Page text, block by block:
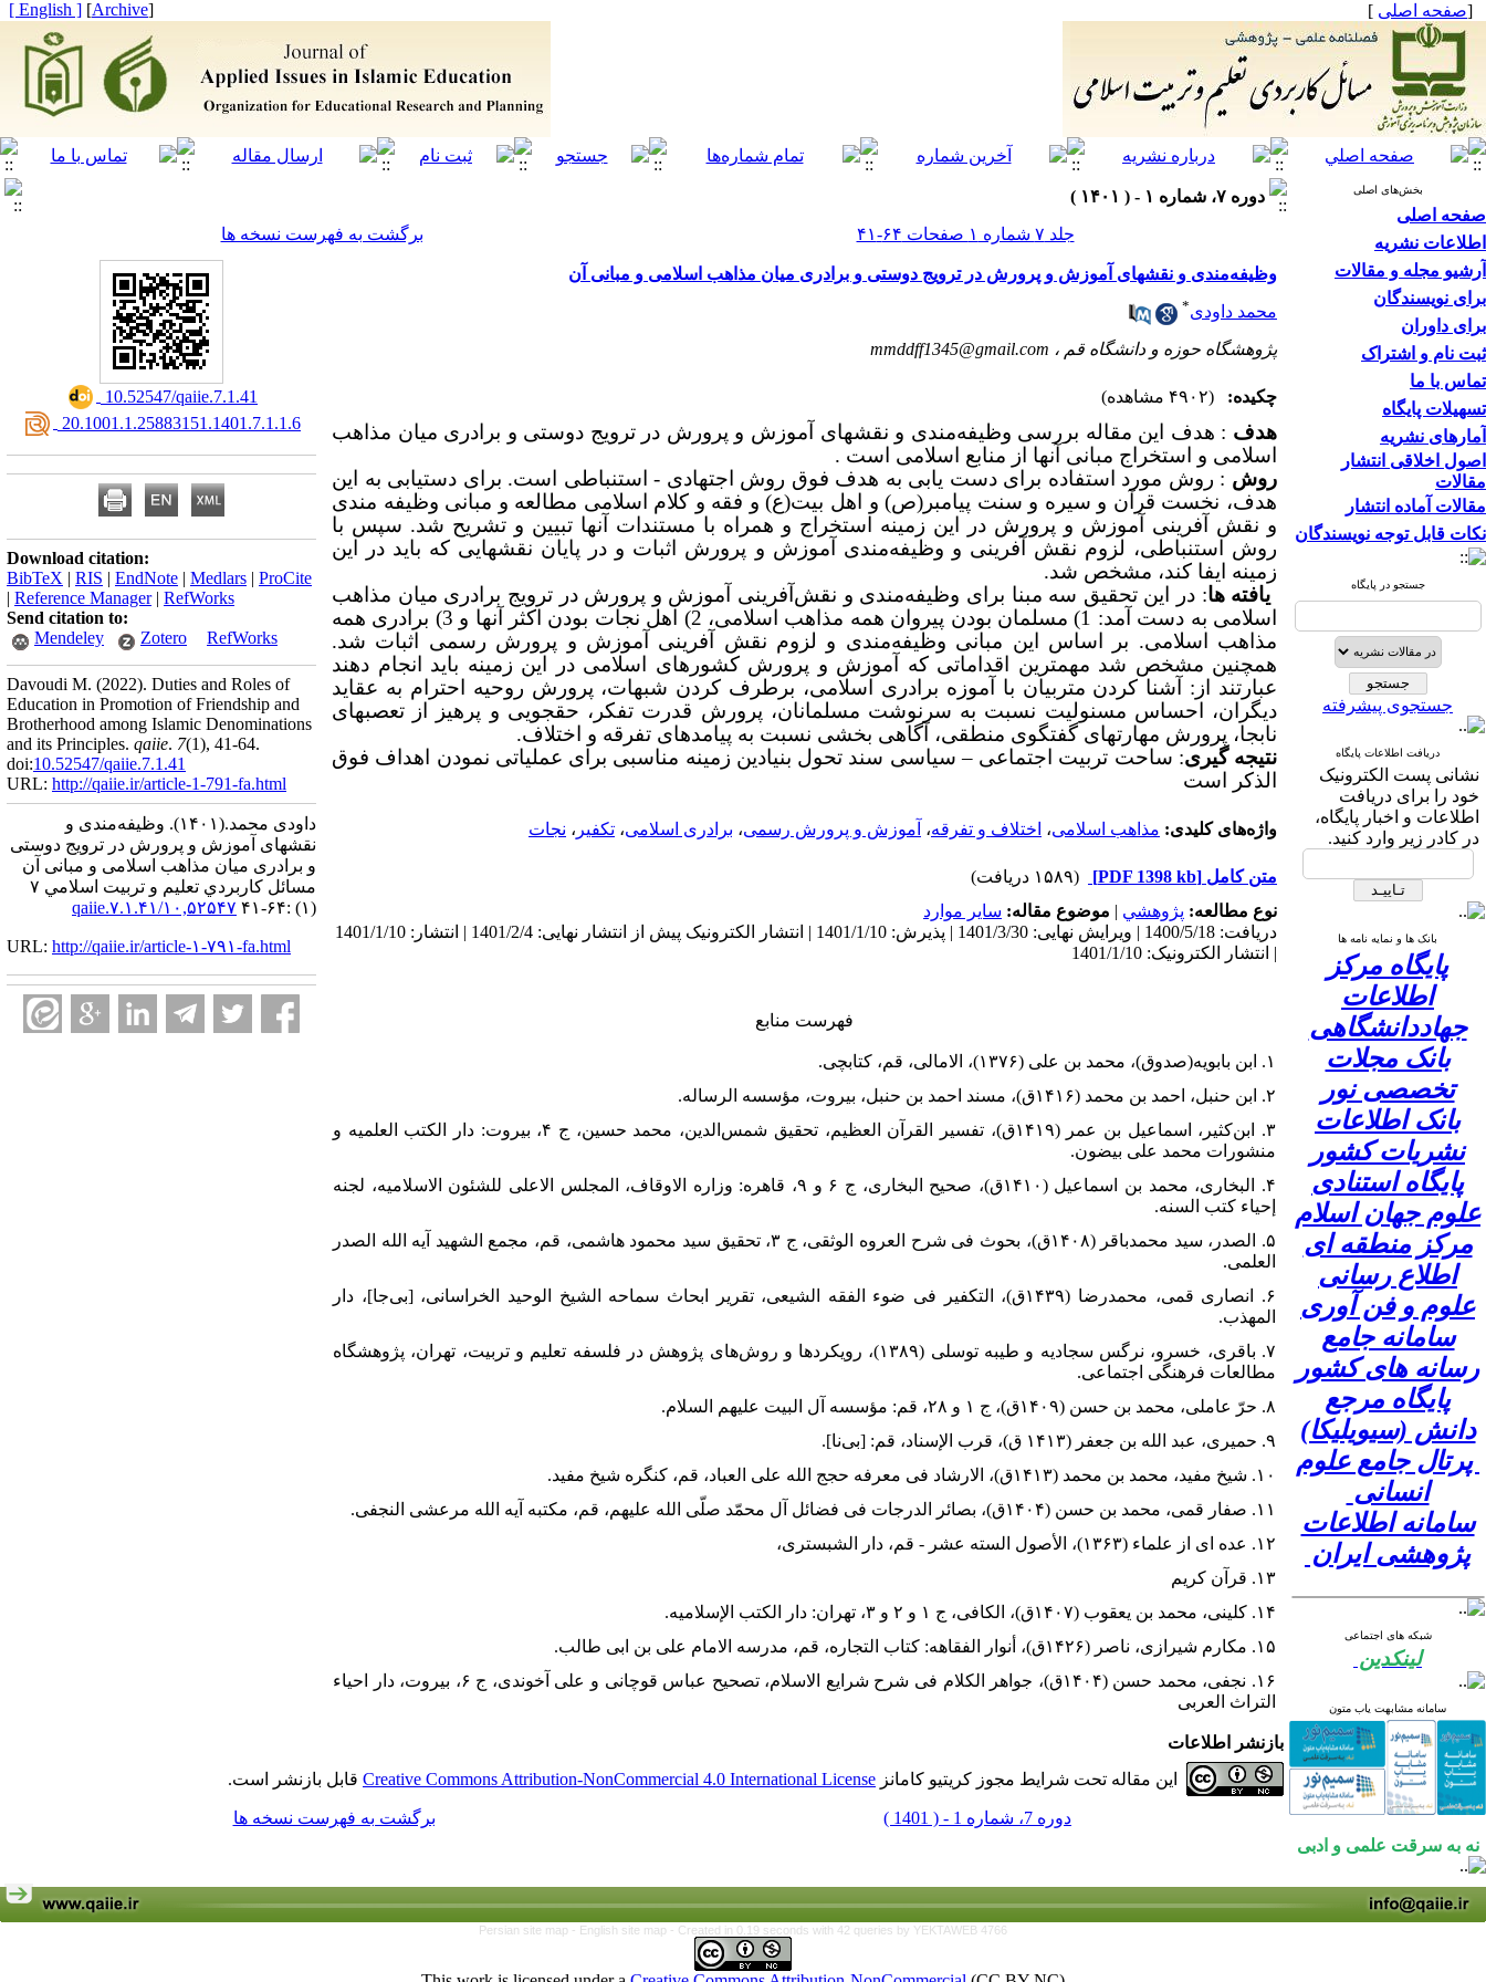
[صفحه اصلی ]
[
Archive
]
[ English ]
بخش‌های اصلی
صفحه اصلی
اطلاعات نشریه
آرشیو مجله و مقالات
برای نویسندگان
برای داوران
ثبت نام و اشتراک
تماس با ما
تسهیلات پایگاه
آمارهای نشریه
اصول اخلاقی انتشار
مقالات
مقالات آماده انتشار
نکات قابل توجه نویسندگان
جستجو در پایگاه
جستجوی پیشرفته
دریافت اطلاعات پایگاه
نشانی پست الکترونیک
خود را برای دریافت
اطلاعات و اخبار پایگاه،
در کادر زیر وارد کنید.
بانک ها و نمایه نامه ها
پایگاه مرکز
اطلاعات
جهاددانشگاهی
بانک مجلات
تخصصی نور
بانک اطلاعات
نشریات کشور
پایگاه استنادی
علوم جهان اسلام
مرکز منطقه ای
اطلاع رسانی
علوم و فن آوری
سامانه جامع
رسانه های کشور
پایگاه مرجع
دانش (سیویلیکا)
پرتال جامع علوم
انسانی
سامانه اطلاعات
پژوهشی ایران
شبکه های اجتماعی
لینکدین
سامانه مشابهت یاب متون
نه به سرقت علمی و ادبی
دوره ۷، شماره ۱ - ( ۱۴۰۱ )
جلد ۷ شماره ۱ صفحات ۶۴-۴۱
برگشت به فهرست نسخه ها
وظیفه‌مندی و نقشهای آموزش و پرورش در ترویج دوستی و برادری میان مذاهب اسلامی و مبانی آن
محمد داودی*
پژوهشگاه حوزه و دانشگاه قم ، mmddff1345@gmail.com
چکیده: (۴۹۰۲ مشاهده)
هدف : هدف این مقاله بررسی وظیفه‌مندی و نقشهای آموزش و پرورش در ترویج دوستی و برادری میان مذاهب
اسلامی و استخراج مبانی آنها از منابع اسلامی است .
روش : روش مورد استفاده برای دست یابی به هدف فوق روش اجتهادی - استنباطی
است. برای دستیابی به این
هدف، نخست قرآن و سیره و سنت پیامبر(ص) و اهل بیت(ع) و فقه و کلام اسلامی مطالعه و مبانی وظیفه مندی
و نقش آفرینی آموزش و پرورش در این زمینه استخراج و همراه با مستندات آنها تبیین و تشریح شد. سپس با
روش استنباطی، لزوم نقش آفرینی و وظیفه‌مندی آموزش و پرورش اثبات و در پایان نقشهایی که باید در این
زمینه ایفا کند، مشخص شد.
یافته ها: در این تحقیق سه مبنا برای وظیفه‌مندی و نقش‌آفرینی آموزش و پرورش در ترویج برادری میان مذاهب
اسلامی به دست آمد: 1) مسلمان بودن پیروان همه مذاهب اسلامی، 2) اهل نجات بودن اکثر آنها و 3) برادری همه
مذاهب اسلامی. بر اساس این مبانی وظیفه‌مندی و لزوم نقش آفرینی آموزش و پرورش رسمی اثبات شد.
همچنین مشخص شد مهمترین اقداماتی که آموزش و پرورش کشورهای اسلامی در این زمینه باید انجام دهند
عبارتند از: آشنا کردن متربیان با آموزه برادری اسلامی، برطرف کردن شبهات، پرورش روحیه احترام به عقاید
دیگران، احساس مسنولیت نسبت به سرنوشت مسلمانان، پرورش قدرت تفکر، حقجویی و پرهیز از تعصبهای
نابجا، پرورش مهارتهای گفتگوی منطقی، آگاهی بخشی نسبت به پیامدهای تفرقه و اختلاف.
نتیجه گیری: ساحت تربیت اجتماعی–سیاسی سند تحول بنیادین زمینه مناسبی برای عملیاتی نمودن اهداف فوق
الذکر است
واژه‌های کلیدی: مذاهب اسلامی، اختلاف و تفرقه، آموزش و پرورش رسمی، برادری اسلامی، تکفیر ، نجات
متن کامل [PDF 1398 kb]
(۱۵۸۹ دریافت)
نوع مطالعه: پژوهشي | موضوع مقاله: ساير موارد
دریافت: 1400/5/18 | ویرایش نهایی: 1401/3/30 | پذیرش: 1401/1/10 | انتشار الکترونیک پیش از انتشار نهایی: 1401/2/4 | انتشار: 1401/1/10
| انتشار الکترونیک: 1401/1/10
فهرست منابع
۱. ابن بابویه(صدوق)، محمد بن علی (۱۳۷۶)، الامالی، قم، کتابچی.
۲. ابن حنبل، احمد بن محمد (۱۴۱۶ق)، مسند احمد بن حنبل، بیروت، مؤسسه الرساله.
۳. ابن‌کثیر، اسماعیل بن عمر (۱۴۱۹ق)، تفسیر القرآن العظیم، تحقیق شمس‌الدین، محمد حسین‌، ج ۴، بیروت: دار الکتب العلمیه و
منشورات محمد علی بیضون‌.
۴. البخاری، محمد بن اسماعیل (۱۴۱۰ق)، صحیح البخاری، ج ۶ و ۹، قاهره: وزاره الاوقاف، المجلس الاعلی للشئون الاسلامیه، لجنه
إحیاء کتب السنه.
۵. الصدر، سید محمدباقر (۱۴۰۸ق)، بحوث فی شرح العروه الوثقی، ج ۳، تحقیق سید محمود هاشمی، قم، مجمع الشهید آیه الله الصدر
العلمی‌.
۶. انصاری قمی، محمدرضا (۱۴۳۹ق)، التکفیر فی ضوء الفقه الشیعی، تقریر ابحاث سماحه الشیخ الوحید الخراسانی، [بی‌جا]، دار
المهذب.
۷. باقری، خسرو، نرگس سجادیه و طیبه توسلی (۱۳۸۹)، رویکردها و روش‌های پژوهش در فلسفه تعلیم و تربیت، تهران، پژوهشگاه
مطالعات فرهنگی اجتماعی.
۸. حرّ عاملی، محمد بن حسن (۱۴۰۹ق)، ج ۱ و ۲۸، قم: مؤسسه آل البیت علیهم السلام‌.
۹. حمیری، عبد الله بن جعفر (۱۴۱۳ ق)، قرب الإسناد، قم: [بی‌نا].
۱۰. شیخ مفید، محمد بن محمد (۱۴۱۳ق)، الارشاد فی معرفه حجج الله علی العباد، قم، کنگره شیخ مفید.
۱۱. صفار قمی، محمد بن حسن (۱۴۰۴ق)، بصائر الدرجات فی فضائل آل محمّد صلّی الله علیهم‌، قم، مکتبه آیه الله مرعشی النجفی.
۱۲. عده ای از علماء (۱۳۶۳)، الأصول السته عشر - قم، دار الشبستری،
۱۳. قرآن کریم
۱۴. کلینی، محمد بن یعقوب (۱۴۰۷ق)، الکافی، ج ۱ و ۲ و ۳، تهران: دار الکتب الإسلامیه.
۱۵. مکارم شیرازی، ناصر (۱۴۲۶ق)، أنوار الفقاهه: کتاب التجاره‌، قم، مدرسه الامام علی بن ابی طالب.
۱۶. نجفی، محمد حسن (۱۴۰۴ق)، جواهر الکلام فی شرح شرایع الاسلام، تصحیح عباس قوچانی و علی آخوندی، ج ۶، بیروت، دار احیاء
التراث العربی
‎ 10.52547/qaiie.7.1.41
‎ 20.1001.1.25883151.1401.7.1.1.6
Download citation:
BibTeX | RIS | EndNote | Medlars | ProCite
| Reference Manager| RefWorks
Send citation to:
Mendeley
Zotero RefWorks
Davoudi M. (2022). Duties and Roles of
Education in Promotion of Friendship and
Brotherhood among Islamic Denominations
and its Principles. qaiie. 7(1), 41-64.
doi:10.52547/qaiie.7.1.41
URL: http://qaiie.ir/article-1-791-fa.html
داودی محمد.(۱۴۰۱).
وظیفه‌مندی و
نقشهای آموزش و پرورش در ترویج دوستی
و برادری میان مذاهب اسلامی و مبانی آن
مسائل كاربردي تعليم و تربيت اسلامي ۷
(۱) :۶۴-۴۱
۱۰,۵۲۵۴۷/qaiie.۷.۱.۴۱
URL: http://qaiie.ir/article-۱-۷۹۱-fa.html
بازنشر اطلاعات
این مقاله تحت شرایط مجوز کریتیو کامانز Creative Commons Attribution-NonCommercial 4.0 International License قابل بازنشر است.
دوره 7، شماره 1 - ( 1401 ) برگشت به فهرست نسخه ها
Persian site map - English site map - Created in 0.19 seconds with 42 queries by YEKTAWEB 4766